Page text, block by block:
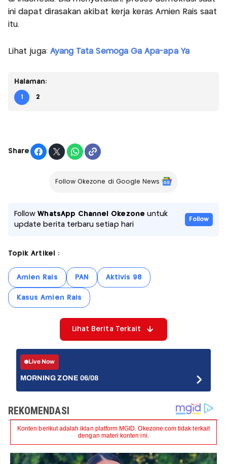
ini dapat dirasakan akibat kerja keras Amien Rais saat
itu.
Lihat juga: Ayang Tata Semoga Ga Apa-apa Ya
Halaman:
1 2
Share
Follow Okezone di Google News
FollowWhatsApp Channel Okezone untuk
update berita terbaru setiap hari
Follow
Topik Artikel :
Amien Rais PAN Aktivis 98
Kasus Amien Rais
Lihat Berita Terkait
Live Now
MORNING ZONE 06/08